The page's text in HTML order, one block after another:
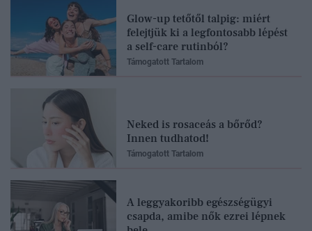
Glow-up tetőtől talpig: miért
felejtjük ki a legfontosabb lépést
a self-care rutinból?
Támogatott Tartalom
Neked is rosaceás a bőrőd?
Innen tudhatod!
Támogatott Tartalom
A leggyakoribb egészségügyi
csapda, amibe nők ezrei lépnek